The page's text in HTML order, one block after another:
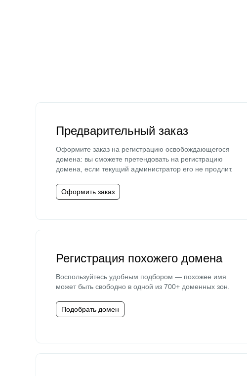
Предварительный заказ
Оформите заказ на регистрацию освобождающегося
домена: вы сможете претендовать на регистрацию
домена, если текущий администратор его не продлит.
Оформить заказ
Регистрация похожего домена
Воспользуйтесь удобным подбором — похожее имя
может быть свободно в одной из 700+ доменных зон.
Подобрать домен